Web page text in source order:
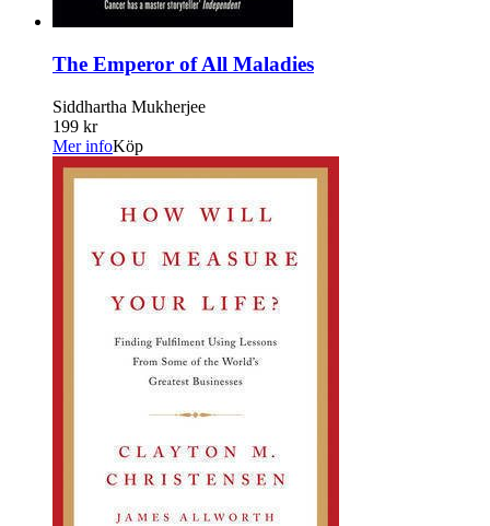
The Emperor of All Maladies
Siddhartha Mukherjee
199 kr
Mer infoKöp